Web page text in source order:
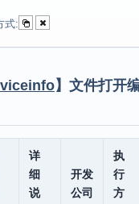
式:
】文件打开
详
细
说
开发
公司
执
行
方